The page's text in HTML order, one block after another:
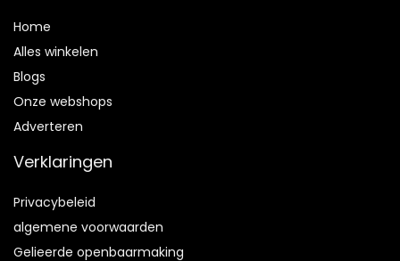
Home
Alles winkelen
Blogs
Onze webshops
Adverteren
Verklaringen
Privacybeleid
algemene voorwaarden
Gelieerde openbaarmaking